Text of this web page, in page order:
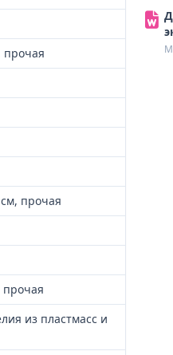
прочая
прочая
из пластмасс и